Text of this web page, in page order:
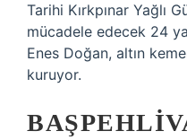
Tarihi Kırkpınar Yağlı
mücadele edecek 24
Enes Doğan, altın
kuruyor.